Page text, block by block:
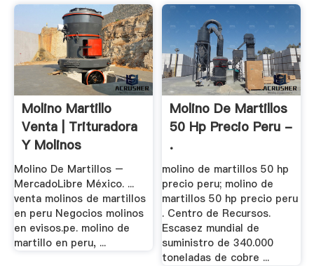
Molino Martillo
Venta | Trituradora
Y Molinos
Molino De Martillos –
MercadoLibre México. ...
venta molinos de martillos
en peru Negocios molinos
en evisos.pe. molino de
martillo en peru, ...
Molino De Martillos
50 Hp Precio Peru -
.
molino de martillos 50 hp
precio peru; molino de
martillos 50 hp precio peru
. Centro de Recursos.
Escasez mundial de
suministro de 340.000
toneladas de cobre ...